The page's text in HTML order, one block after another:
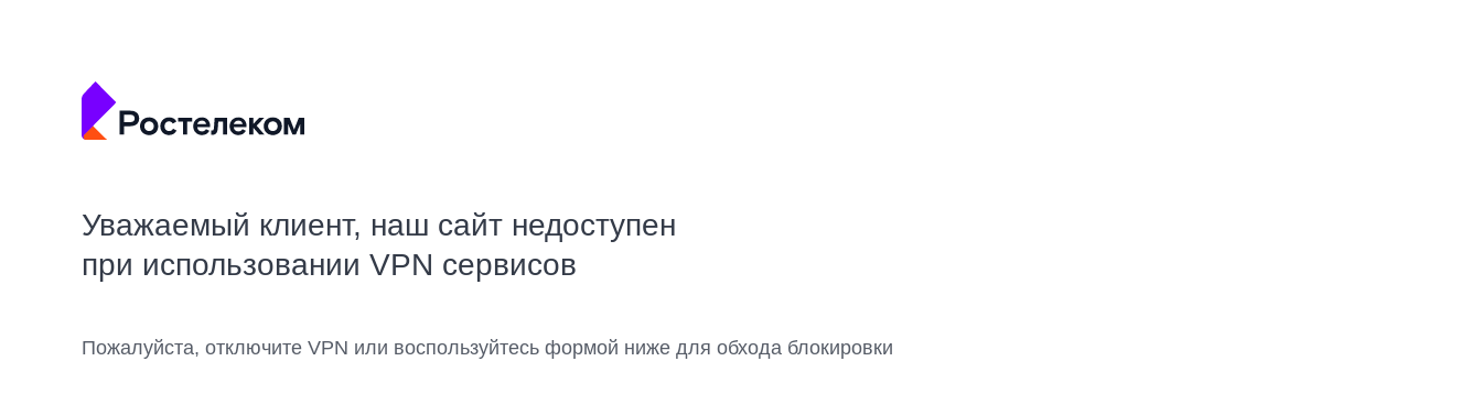
Уважаемый клиент, наш сайт недоступен
при использовании VPN сервисов
Пожалуйста, отключите VPN или воспользуйтесь формой ниже для обхода блокировки